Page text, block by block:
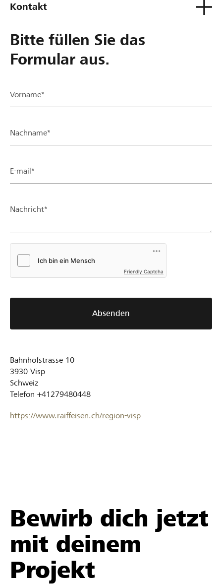
Kontakt
Bitte füllen Sie das
Formular aus.
Vorname*
Nachname*
E-mail*
Nachricht*
Friendly Captcha
Absenden
Bahnhofstrasse 10
3930 Visp
Schweiz
Telefon +41279480448
https://www.raiffeisen.ch/region-visp
Bewirb dich jetzt
mit deinem
Projekt